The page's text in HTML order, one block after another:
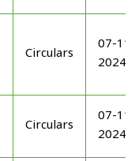
Circulars
07-11-
2024
Circulars
07-11-
2024